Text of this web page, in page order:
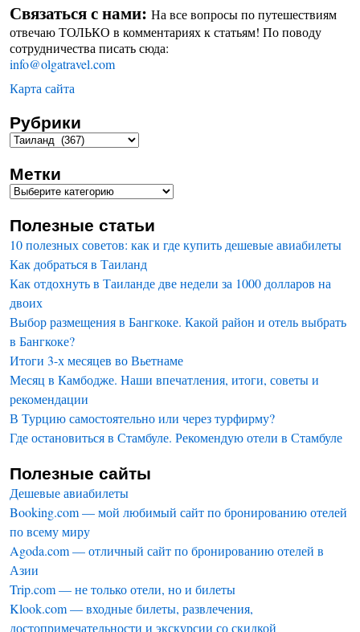
Связаться с нами: На все вопросы по путешествиям
отвечаю ТОЛЬКО в комментариях к статьям! По поводу
сотрудничества писать сюда:
info@olgatravel.com
Карта сайта
Рубрики
Метки
Полезные статьи
10 полезных советов: как и где купить дешевые авиабилеты
Как добраться в Таиланд
Как отдохнуть в Таиланде две недели за 1000 долларов на
двоих
Выбор размещения в Бангкоке. Какой район и отель выбрать
в Бангкоке?
Итоги 3-х месяцев во Вьетнаме
Месяц в Камбодже. Наши впечатления, итоги, советы и
рекомендации
В Турцию самостоятельно или через турфирму?
Где остановиться в Стамбуле. Рекомендую отели в Стамбуле
Полезные сайты
Дешевые авиабилеты
Booking.com — мой любимый сайт по бронированию отелей
по всему миру
Agoda.com — отличный сайт по бронированию отелей в
Азии
Trip.com — не только отели, но и билеты
Klook.com — входные билеты, развлечения,
достопримечательности и экскурсии со скидкой